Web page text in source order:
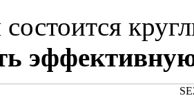
состоится